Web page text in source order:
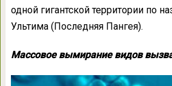
одной гигантской территории по
Ультима (Последняя Пангея).
Массовое вымирание видов